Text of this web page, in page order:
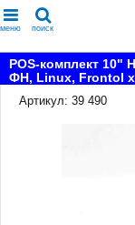
меню поиск
POS-комплект
ФН, Linux, Frontol
Артикул: 39 490